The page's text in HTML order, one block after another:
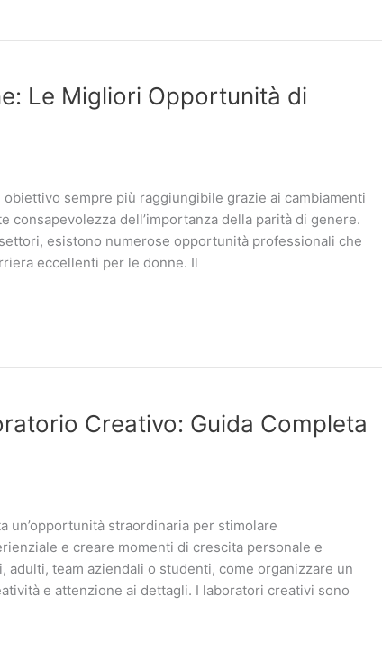
Le Migliori Opportunità di
sempre più raggiungibile grazie ai cambiamenti
consapevolezza dell’importanza della parità di genere.
esistono numerose opportunità professionali che
eccellenti per le donne. Il
Creativo: Guida Completa
un’opportunità straordinaria per stimolare
e creare momenti di crescita personale e
team aziendali o studenti, come organizzare un
e attenzione ai dettagli. I laboratori creativi sono